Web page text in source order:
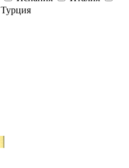
Турция